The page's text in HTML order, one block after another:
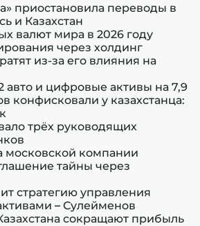
приостановила переводы в
и Казахстан
валют мира в 2026 году
через холдинг
из-за его влияния на
авто и цифровые активы на 7,9
конфисковали у казахстанца:
трёх руководящих
компании
тайны через
стратегию управления
– Сулейменов
сокращают прибыль